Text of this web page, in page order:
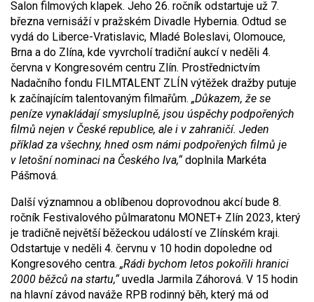
Salon filmových klapek. Jeho 26. ročník odstartuje už 7.
března vernisáží v pražském Divadle Hybernia. Odtud se
vydá do Liberce-Vratislavic, Mladé Boleslavi, Olomouce,
Brna a do Zlína, kde vyvrcholí tradiční aukcí v neděli 4.
června v Kongresovém centru Zlín. Prostřednictvím
Nadačního fondu FILMTALENT ZLÍN výtěžek dražby putuje
k začínajícím talentovaným filmařům. „Důkazem, že se
peníze vynakládají smysluplně, jsou úspěchy podpořených
filmů nejen v České republice, ale i v zahraničí. Jeden
příklad za všechny, hned osm námi podpořených filmů je
v letošní nominaci na Českého lva,“doplnila Markéta
Pášmová.
Další významnou a oblíbenou doprovodnou akcí bude 8.
ročník Festivalového půlmaratonu MONET+ Zlín 2023, který
je tradičně největší běžeckou událostí ve Zlínském kraji.
Odstartuje v neděli 4. červnu v 10 hodin dopoledne od
Kongresového centra. „Rádi bychom letos pokořili hranici
2000 běžců na startu,“uvedla Jarmila Záhorová. V 15 hodin
na hlavní závod naváže RPB rodinný běh, který má od